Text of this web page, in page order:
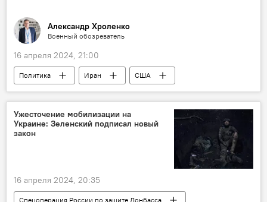
Александр Хроленко
Военный обозреватель
16 апреля 2024, 21:00
Политика Иран
США
Израиль
Конфликт
БПЛА
Баллистические ракеты
СВО
ЦАХАЛ
Ближний Восток
Ужесточение мобилизации на
Украине: Зеленский подписал новый
закон
16 апреля 2024, 20:35
Спецоперация России по защите Донбасса